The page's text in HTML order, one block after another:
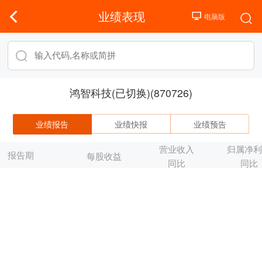
业绩表现
鸿智科技(已切换)(870726)
业绩报告 业绩快报 业绩预告
报告期 每股收益
营业收入
同比
归属净
同比